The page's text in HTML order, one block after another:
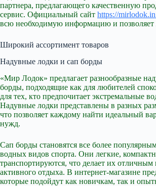
партнера, предлагающего качественную
сервис. Официальный сайт https://
всю необходимую информацию и позволяет
Широкий ассортимент товаров
Надувные лодки и сап борды
«Мир Лодок» предлагает разнообразные
борды, подходящие как для любителей
для тех, кто предпочитает экстремальные
Надувные лодки представлены в разных
что позволяет каждому найти идеальный
нужд.
Сап борды становятся все более
водных видов спорта. Они легкие,
транспортируются, что делает их
активного отдыха. В интернет-магазине
которые подойдут как новичкам, так и